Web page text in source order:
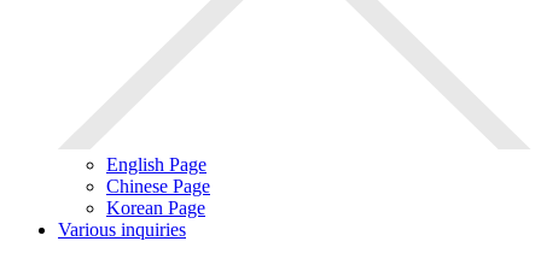
English Page
Chinese Page
Korean Page
Various inquiries